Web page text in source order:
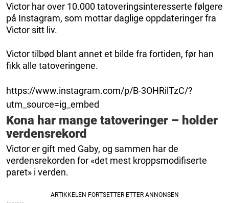
Victor har over 10.000 tatoveringsinteresserte følgere
på Instagram, som mottar daglige oppdateringer fra
Victor sitt liv.
Victor tilbød blant annet et bilde fra fortiden, før han
fikk alle tatoveringene.
https://www.instagram.com/p/B-3OHRilTzC/?
utm_source=ig_embed
Kona har mange tatoveringer – holder
verdensrekord
Victor er gift med Gaby, og sammen har de
verdensrekorden for «det mest kroppsmodifiserte
paret» i verden.